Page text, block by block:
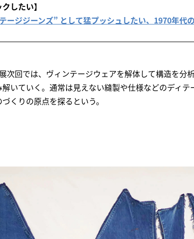
したい】
ージジーンズ” として猛プッシュしたい、1970年代
次回では、ヴィンテージウェアを解体して構造を分
いていく。通常は見えない縫製や仕様などのディ
くりの原点を探るという。